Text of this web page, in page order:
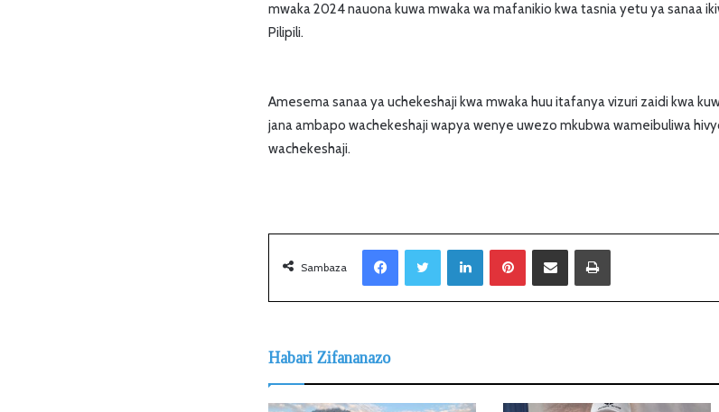
mwaka 2024 nauona kuwa mwaka wa mafanikio kwa tasnia yetu ya sanaa
Pilipili.
Amesema sanaa ya uchekeshaji kwa mwaka huu itafanya vizuri zaidi kwa
jana ambapo wachekeshaji wapya wenye uwezo mkubwa wameibuliwa
wachekeshaji.
Sambaza
LinkedIn Sambaza kupitia barua pepe
Habari Zifananazo